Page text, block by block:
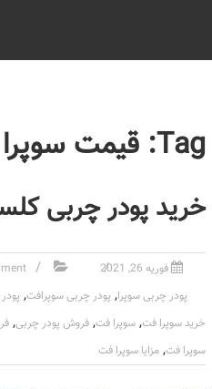
Tag: قیمت سوپرا فت
خرید پودر چربی
فوریه 26, 2021
پودر چربی سوپرا, پودر چربی سوپرافت,
خرید سوپرا فت, سوپرا فت, فروش پودر چربی,
سوپرا فت, مزایا سوپرا فت